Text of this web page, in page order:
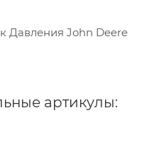
Давления John Deere
артикулы: